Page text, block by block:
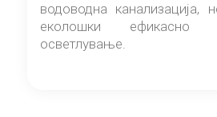
водоводна канализација,
еколошки ефикасно
осветлување.